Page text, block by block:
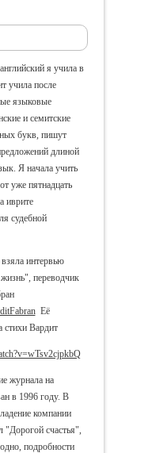
я учила в
учила после
языковые
и семитские
букв, пишут
длиной
Я начала учить
уже пятнадцать
иврите
судебной
интервью
переводчик
Её
стихи Вардит
журнала на
в 1996 году. В
компании
счастья",
подробности